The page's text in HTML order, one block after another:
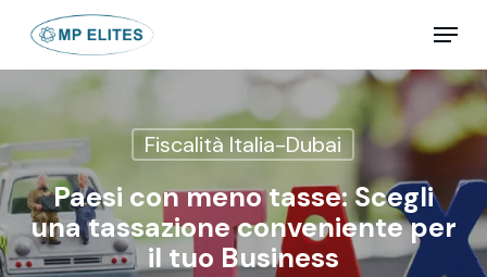
Menu
Fiscalità Italia-Dubai
Paesi con meno tasse: Scegli
una tassazione conveniente per
il tuo Business
Close
Menu